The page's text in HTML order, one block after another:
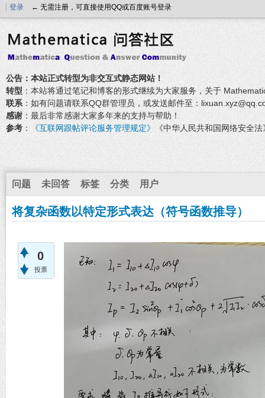
登录 ← 无需注册，可直接使用QQ或百度账号登录
公告：本站正式转型为非交互式静态网站！
转型 ：本站将通过笔记和博客的形式继续为大家服务，关于
联系 ：如有问题请联系QQ群管理员，或发送邮件至：
感谢 ：最后非常感谢大家多年来的支持与帮助！
参考 ： 《互联网跟帖评论服务管理规定》 《中华人民共和国网络安全
问题 未回答 标签 分类 用户
将复杂函数以特定形式表达（符号函数推导）
0
投票